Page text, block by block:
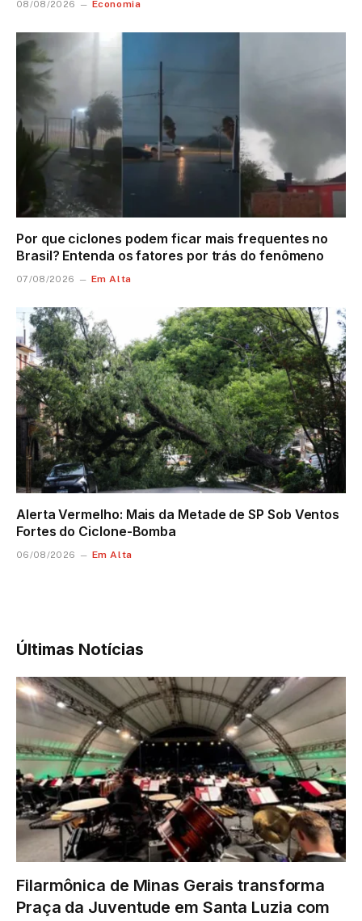
08/08/2026 Economia
Por que ciclones podem ficar mais frequentes no
Brasil? Entenda os fatores por trás do fenômeno
07/08/2026 Em Alta
Alerta Vermelho: Mais da Metade de SP Sob Ventos
Fortes do Ciclone-Bomba
06/08/2026 Em Alta
Últimas Notícias
Filarmônica de Minas Gerais transforma
Praça da Juventude em Santa Luzia com